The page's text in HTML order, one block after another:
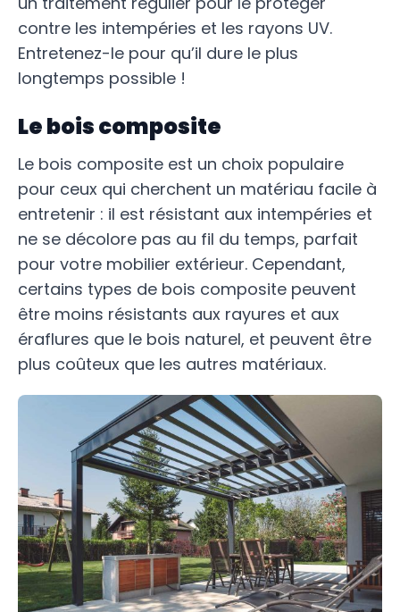
contre les intempéries et les rayons UV.
Entretenez-le pour qu’il dure le plus
longtemps possible !
Le bois composite
Le bois composite est un choix populaire
pour ceux qui cherchent un matériau facile à
entretenir : il est résistant aux intempéries et
ne se décolore pas au fil du temps, parfait
pour votre mobilier extérieur. Cependant,
certains types de bois composite peuvent
être moins résistants aux rayures et aux
éraflures que le bois naturel, et peuvent être
plus coûteux que les autres matériaux.